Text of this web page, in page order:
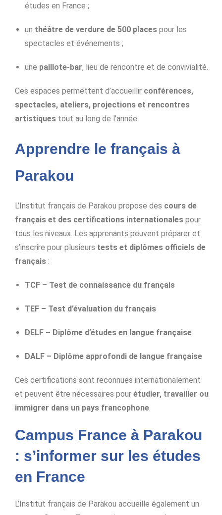
études en France ;
un théâtre de verdure de 500 places pour les
spectacles et événements ;
une paillote-bar, lieu de rencontre et de convivialité.
Ces espaces permettent d’accueillir conférences,
spectacles, ateliers, projections et rencontres
artistiques tout au long de l’année.
Apprendre le français à
Parakou
L’Institut français de Parakou propose des cours de
français et des certifications internationales pour
tous les niveaux. Les apprenants peuvent préparer et
s’inscrire pour plusieurs tests et diplômes officiels de
français :
TCF – Test de connaissance du français
TEF – Test d’évaluation du français
DELF – Diplôme d’études en langue française
DALF – Diplôme approfondi de langue française
Ces certifications sont reconnues internationalement
et peuvent être nécessaires pour étudier, travailler ou
immigrer dans un pays francophone.
Campus France à Parakou
: s’informer sur les études
en France
L’Institut français de Parakou accueille également un